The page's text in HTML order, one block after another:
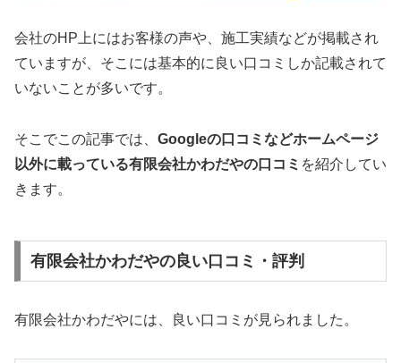
会社のHP上にはお客様の声や、施工実績などが掲載され
ていますが、そこには基本的に良い口コミしか記載されて
いないことが多いです。
そこでこの記事では、 Googleの口コミなどホームページ
以外に載っている有限会社かわだやの口コミ を紹介してい
きます。
有限会社かわだやの良い口コミ・評判
有限会社かわだやには、良い口コミが見られました。